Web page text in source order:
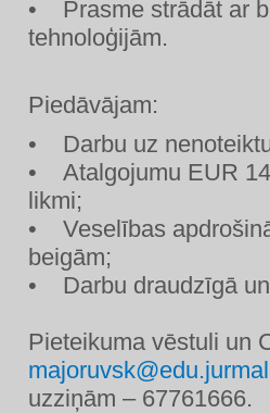
• Prasme strādāt ar
tehnoloģijām.
Piedāvājam:
• Darbu uz
• Atalgojumu EUR
likmi;
• Veselības
beigām;
• Darbu draudzīgā
Pieteikuma vēstuli un
uzziņām – 67761666.